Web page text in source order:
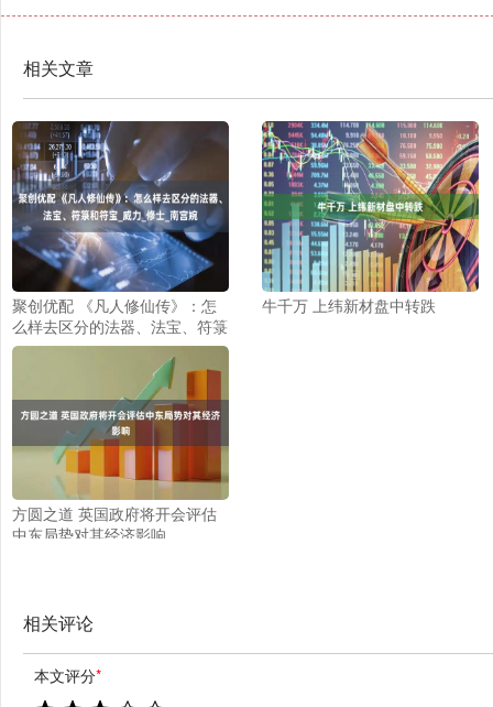
相关文章
聚创优配 《凡人修仙传》：怎
么样去区分的法器、法宝、符箓
和符宝_威力_修士_南宫婉
牛千万 上纬新材盘中转跌
方圆之道 英国政府将开会评估
中东局势对其经济影响
相关评论
本文评分*